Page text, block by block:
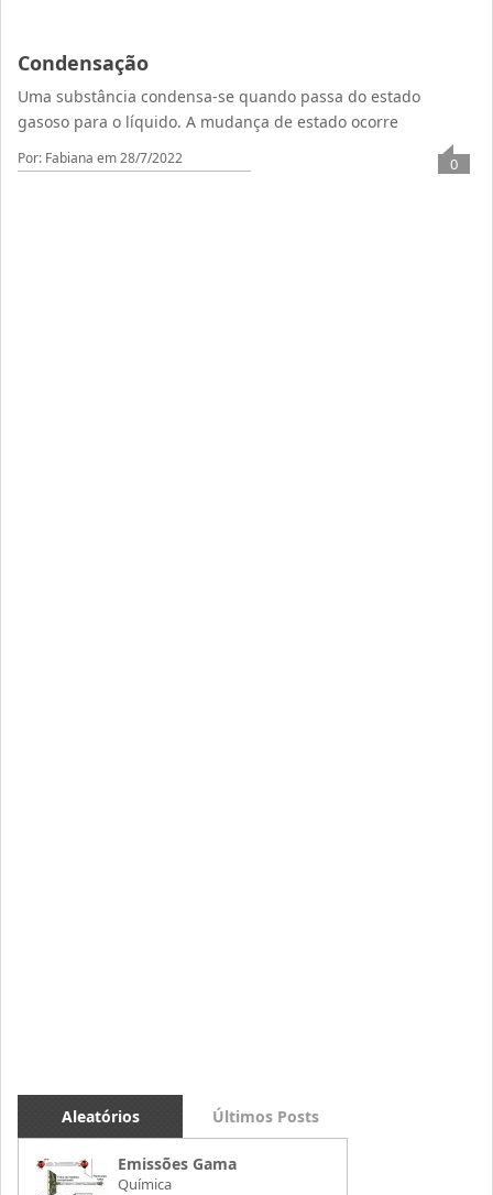
Condensação
Uma substância condensa-se quando passa do estado
gasoso para o líquido. A mudança de estado ocorre
Por: Fabiana em 28/7/2022 0
Aleatórios Últimos Posts
Emissões Gama
Química